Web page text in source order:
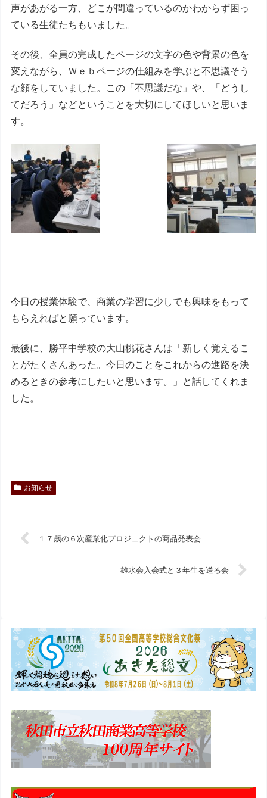
声があがる一方、どこが間違っているのかわからず困っ
ている生徒たちもいました。
その後、全員の完成したページの文字の色や背景の色を
変えながら、Ｗｅｂページの仕組みを学ぶと不思議そう
な顔をしていました。この「不思議だな」や、「どうし
てだろう」などということを大切にしてほしいと思いま
す。
今日の授業体験で、商業の学習に少しでも興味をもって
もらえればと願っています。
最後に、勝平中学校の大山桃花さんは「新しく覚えるこ
とがたくさんあった。今日のことをこれからの進路を決
めるときの参考にしたいと思います。」と話してくれま
した。
お知らせ
１７歳の６次産業化プロジェクトの商品発表会
雄水会入会式と３年生を送る会